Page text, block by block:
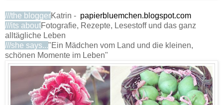
///the bloggerKatrin - papierbluemchen.blogspot.com
///its aboutFotografie, Rezepte, Lesestoff und das ganz
alltägliche Leben
///she says..."Ein Mädchen vom Land und die kleinen,
schönen Momente im Leben"